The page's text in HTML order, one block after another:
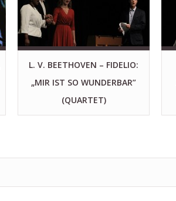
L. V. BEETHOVEN – FIDELIO:
„MIR IST SO WUNDERBAR”
(QUARTET)